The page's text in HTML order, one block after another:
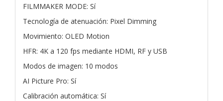
FILMMAKER MODE: Sí
Tecnología de atenuación: Pixel Dimming
Movimiento: OLED Motion
HFR: 4K a 120 fps mediante HDMI, RF y USB
Modos de imagen: 10 modos
AI Picture Pro: Sí
Calibración automática: Sí